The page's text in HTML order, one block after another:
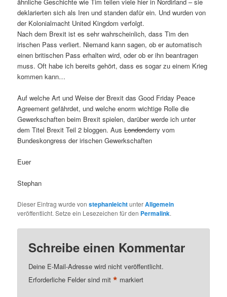
deklarierten sich als Iren und standen dafür ein. Und wurden von
der Kolonialmacht United Kingdom verfolgt.
Nach dem Brexit ist es sehr wahrscheinlich, dass Tim den
irischen Pass verliert. Niemand kann sagen, ob er automatisch
einen britischen Pass erhalten wird, oder ob er ihn beantragen
muss. Oft habe ich bereits gehört, dass es sogar zu einem Krieg
kommen kann…
Auf welche Art und Weise der Brexit das Good Friday Peace
Agreement gefährdet, und welche enorm wichtige Rolle die
Gewerkschaften beim Brexit spielen, darüber werde ich unter
dem Titel Brexit Teil 2 bloggen. AusLondonderry vom
Bundeskongress der irischen Gewerkschaften
Euer
Stephan
Dieser Eintrag wurde vonstephanleichtunterAllgemein
veröffentlicht. Setze ein Lesezeichen für den Permalink.
Schreibe einen Kommentar
Deine E-Mail-Adresse wird nicht veröffentlicht.
Erforderliche Felder sind mit* markiert